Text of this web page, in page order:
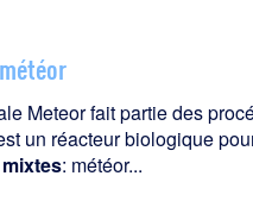
Meteor fait partie des
un réacteur biologique
mixtes: météor...